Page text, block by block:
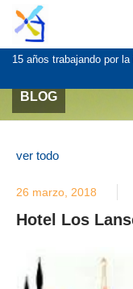
15 años trabajando por
BLOG
ver todo
26 marzo, 2018
Hotel Los